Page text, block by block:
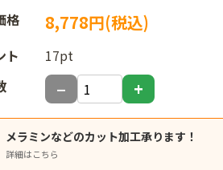
格
8,778円(税込)
ト
17pt
メラミンなどのカット加工承ります！
詳細はこちら